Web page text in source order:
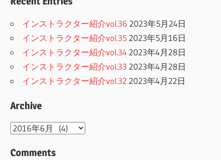
インストラクター紹介vol.36 2023年5月24日
インストラクター紹介vol.35 2023年5月16日
インストラクター紹介vol.34 2023年4月28日
インストラクター紹介vol.33 2023年4月28日
インストラクター紹介vol.32 2023年4月22日
Archive
Archive
Comments